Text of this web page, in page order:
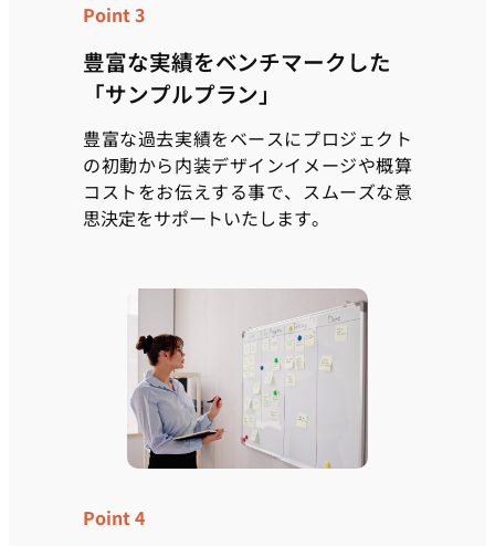
Point 3
豊富な実績をベンチマークした
「サンプルプラン」
豊富な過去実績をベースにプロジェクト
の初動から内装デザインイメージや概算
コストをお伝えする事で、スムーズな意
思決定をサポートいたします。
Point 4